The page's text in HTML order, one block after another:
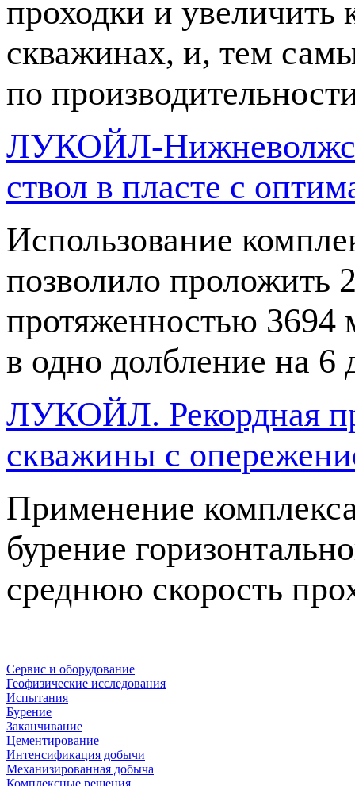
проходки и увеличить
скважинах, и, тем
по
ЛУКОЙЛ-
ствол в пласте с
Использование
позволило проложить
протяженностью 3694
в одно долбление на 6
ЛУКОЙЛ. Рекордная
скважины с
Применение
бурение
среднюю скорость
Сервис и оборудование
Геофизические исследования
Испытания
Бурение
Заканчивание
Цементирование
Интенсификация добычи
Механизированная добыча
Комплексные решения